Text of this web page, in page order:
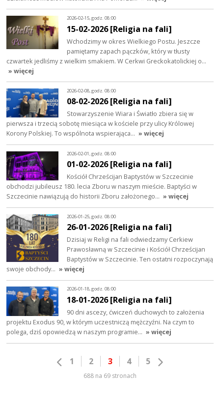
2026-02-15, godz. 08:00
15-02-2026 [Religia na fali]
Wchodzimy w okres Wielkiego Postu. Jeszcze
pamiętamy zapach pączków, który w tłusty
czwartek jedliśmy z wielkim smakiem. W Cerkwi Greckokatolickiej o…
» więcej
2026-02-08, godz. 08:00
08-02-2026 [Religia na fali]
Stowarzyszenie Wiara i Światło zbiera się w
pierwsza i trzecią sobotę miesiąca w kościele przy ulicy Królowej
Korony Polskiej. To wspólnota wspierająca… » więcej
2026-02-01, godz. 08:00
01-02-2026 [Religia na fali]
Kościół Chrześcijan Baptystów w Szczecinie
obchodzi jubileusz 180. lecia Zboru w naszym mieście. Baptyści w
Szczecinie nawiązują do historii Zboru założonego… » więcej
2026-01-25, godz. 08:00
26-01-2026 [Religia na fali]
Dzisiaj w Religi na fali odwiedzamy Cerkiew
Prawosławną w Szczecinie i Kościół Chrześcijan
Baptystów w Szczecinie. Ten ostatni rozpoczynają
swoje obchody… » więcej
2026-01-18, godz. 08:00
18-01-2026 [Religia na fali]
90 dni ascezy, ćwiczeń duchowych to założenia
projektu Exodus 90, w którym uczestniczą mężczyźni. Na czym to
polega, dziś opowiedzą w naszym programie… » więcej
1 2 3 4 5
688 na 69 stronach